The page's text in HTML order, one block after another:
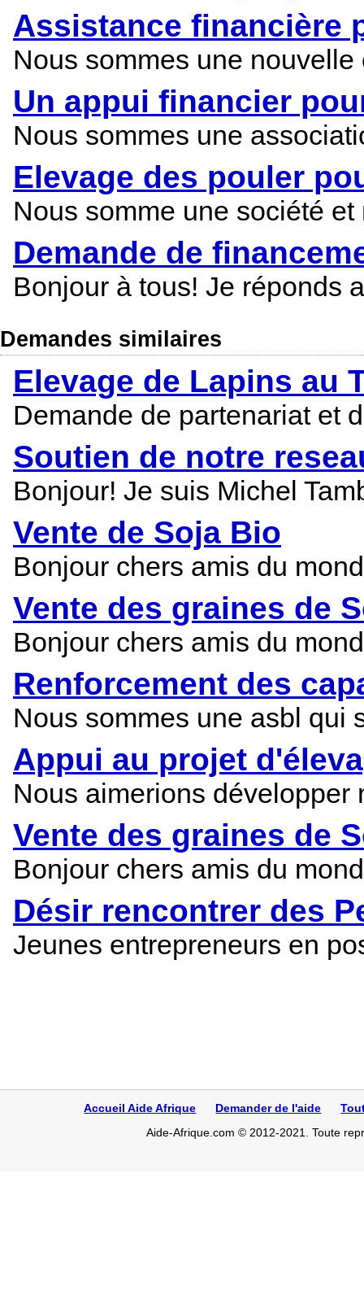
Assistance financière
Nous sommes une
Un appui financier
Nous sommes une
Elevage des pouler
Nous somme une société
Demande de
Bonjour à tous! Je réponds
Demandes similaires
Elevage de Lapins au
Demande de partenariat et
Soutien de notre
Bonjour! Je suis Michel
Vente de Soja Bio
Bonjour chers amis du
Vente des graines de
Bonjour chers amis du
Renforcement des
Nous sommes une asbl qui
Appui au projet
Nous aimerions développer
Vente des graines de
Bonjour chers amis du
Désir rencontrer des
Jeunes entrepreneurs en
Accueil Aide Afrique Demander de l'aide
Aide-Afrique.com © 2012-2021. Toute